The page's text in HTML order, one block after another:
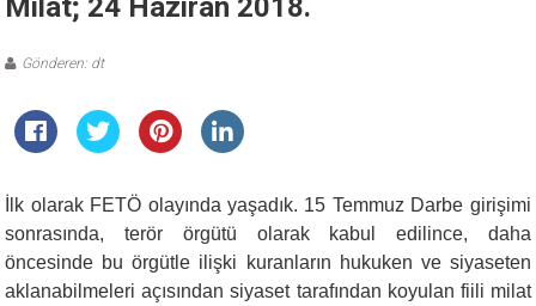
Milat; 24 Haziran 2018.
Gönderen: dt
İlk olarak FETÖ olayında yaşadık. 15 Temmuz Darbe girişimi
sonrasında, terör örgütü olarak kabul edilince, daha
öncesinde bu örgütle ilişki kuranların hukuken ve siyaseten
aklanabilmeleri açısından siyaset tarafından koyulan fiili milat